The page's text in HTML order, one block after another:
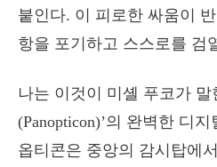
붙인다. 이 피로한 싸움이
항을 포기하고 스스로를 검
나는 이것이 미셸 푸코가 말
(Panopticon)’의 완벽한 디
옵티콘은 중앙의 감시탑에